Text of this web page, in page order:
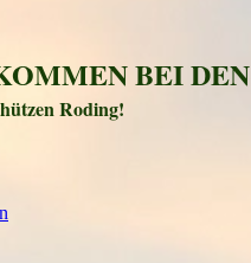
BEI DEN
Roding!